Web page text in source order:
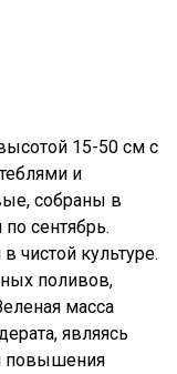
15-50 см с
и
собраны в
сентябрь.
чистой культуре.
поливов,
масса
являясь
повышения